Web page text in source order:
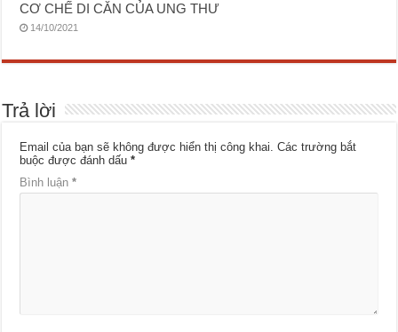
CƠ CHẾ DI CĂN CỦA UNG THƯ
14/10/2021
Trả lời
Email của bạn sẽ không được hiển thị công khai. Các trường bắt
buộc được đánh dấu*
Bình luận*